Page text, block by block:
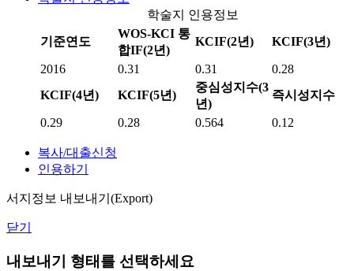
학술지 인용정보
기준연도
WOS-KCI 통
합IF(2년)
KCIF(2년) KCIF(3년)
2016 0.31 0.31
0.28
KCIF(4년)
KCIF(5년)
중심성지수(3
년)
즉시성지수
0.29 0.28 0.564 0.12
복사/대출신청
인용하기
서지정보 내보내기(Export)
닫기
내보내기 형태를 선택하세요